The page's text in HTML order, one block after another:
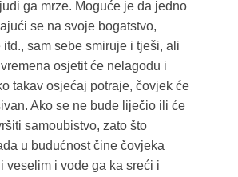
ga mrze. Moguće je da jedno
se na svoje bogatstvo,
sam sebe smiruje i tješi, ali
osjetit će nelagodu i
takav osjećaj potraje, čovjek će
Ako se ne bude liječio ili će
samoubistvo, zato što
u budućnost čine čovjeka
veselim i vode ga ka sreći i